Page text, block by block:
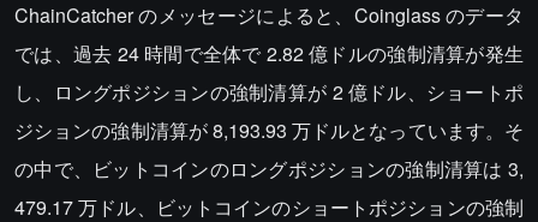
ChainCatcher のメッセージによると、Coinglass のデータ
では、過去 24 時間で全体で 2.82 億ドルの強制清算が発生
し、ロングポジションの強制清算が 2 億ドル、ショートポ
ジションの強制清算が 8,193.93 万ドルとなっています。そ
の中で、ビットコインのロングポジションの強制清算は 3,
479.17 万ドル、ビットコインのショートポジションの強制